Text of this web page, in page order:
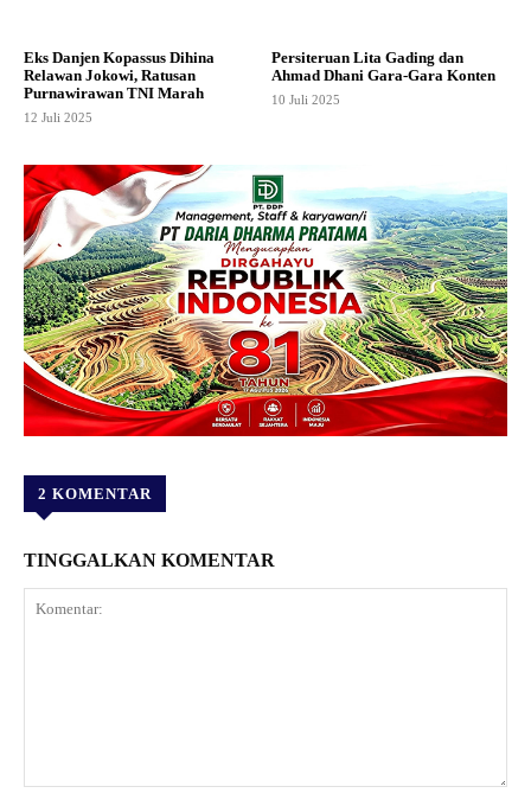
Eks Danjen Kopassus Dihina
Relawan Jokowi, Ratusan
Purnawirawan TNI Marah
12 Juli 2025
Persiteruan Lita Gading dan
Ahmad Dhani Gara-Gara Konten
10 Juli 2025
2 KOMENTAR
TINGGALKAN KOMENTAR